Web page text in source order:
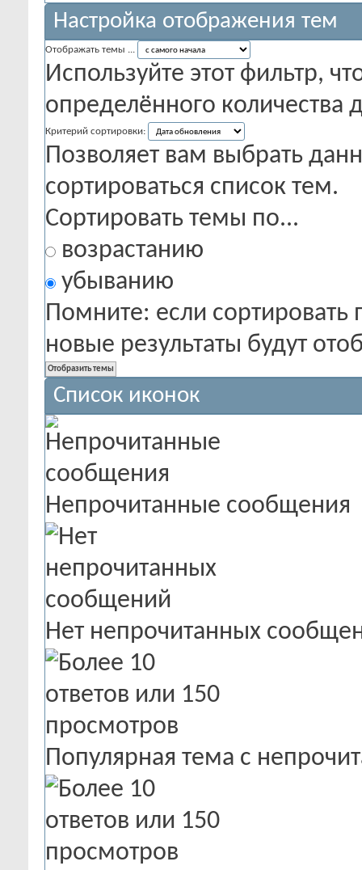
Настройка отображения тем
Отображать темы ...
Используйте этот фильтр,
определённого количества
Критерий сортировки:
Позволяет вам выбрать
сортироваться список тем.
Сортировать темы по...
возрастанию
убыванию
Помните: если
новые результаты будут
Список иконок
Непрочитанные сообщения
Нет непрочитанных
Популярная тема с